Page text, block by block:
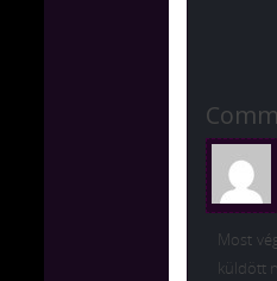
Most
küldött